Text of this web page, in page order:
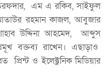
এম এ রকিব, সাইফুল
রহমান কাজল, আবুজার
উদ্দিনা আহমেদ, আব্দুস
বক্তব্য রাখেন। এছাড়াও
প্রিন্ট ও ইলেক্ট্রনিক মিডিয়ার